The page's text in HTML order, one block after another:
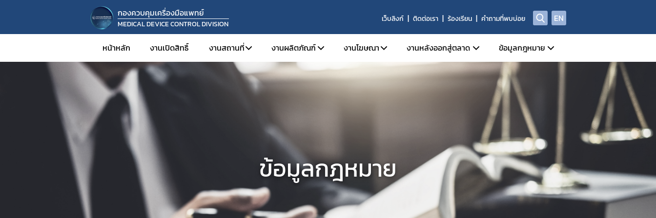
กองควบคุมเครื่องมือแพทย์
MEDICAL DEVICE CONTROL DIVISION
เว็บลิงก์ ติดต่อเรา ร้องเรียน คำถามที่พบบ่อย EN
หน้าหลัก งานเปิดสิทธิ์ งานสถานที่
จดทะเบียนสถานประกอบการ
ระบบคุณภาพการนำเข้าหรือขาย
ข่าวสารงานสถานที่
การปรึกษาแบบแปลนสถานที่ผลิตเครื่องมือแพทย์
ผู้ควบคุมการผลิต/นำเข้า/ขายเครื่องมือแพทย์
งานผลิตภัณฑ์
การขึ้นทะเบียนผลิตภัณฑ์
งานเครื่องมือแพทย์สำหรับวินิจฉัยภายนอกร่างกาย (IVD Medical Device)
งานเครื่องมือแพทย์จดแจ้ง (Listing Medical Device)
ผลิตเพื่อการส่งออก
วินิจฉัยผลิตภัณฑ์
เลิกกิจการ/ไม่ต่ออายุ
งานโฆษณา
ข้อมูลเบื้องต้นและกฎหมายที่เกี่ยวข้อง
โฆษณาต่อผู้ประกอบวิชาชีพทางการแพทย์
งานหลังออกสู่ตลาด
บทบาทหน้าที่กลุ่มกำกับดูแลหลังออกสู่ตลาด
หน้าที่ของผู้ประกอบการด้านเครื่องมือแพทย์
ผลิตภัณฑ์ที่ถูกยกเลิก/เพิกถอน
ประกาศรายชื่อหน่วยวิเคราะห์
ข้อมูลด้านความปลอดภัยของเครื่องมือแพทย์
รายงานการผลิต นำเข้า หรือขาย
ข้อมูลกฎหมาย
ข่าวสารเกี่ยวกับกฎหมาย
ประชาพิจารณ์ร่างกฎหมาย
พระราชบัญญัติเครื่องมือแพทย์
กฎกระทรวง
ประกาศกระทรวงสาธารณสุข
ประกาศสำนักงานคณะกรรมการอาหารและยา
ประกาศคณะกรรมการเครื่องมือแพทย์
ระเบียบสำนักงานคณะกรรมการอาหารและยา
ข้อมูลกฎหมาย